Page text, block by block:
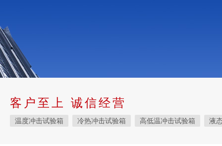
客户至上 诚信经营
温度冲击试验箱 冷热冲击试验箱 高低温冲击试验箱 液